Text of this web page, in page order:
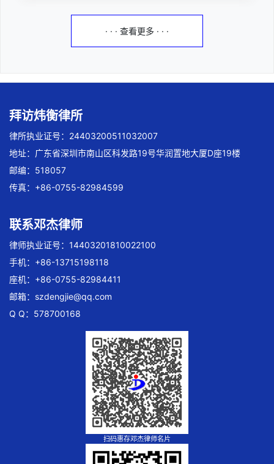
· · · 查看更多 · · ·
拜访炜衡律所
律所执业证号：24403200511032007
地址：广东省深圳市南山区科发路19号华润置地大厦D座19楼
邮编：518057
传真：+86-0755-82984599
联系邓杰律师
律师执业证号：14403201810022100
手机：+86-13715198118
座机：+86-0755-82984411
邮箱： szdengjie@qq.com
Q Q：578700168
扫码惠存邓杰律师名片